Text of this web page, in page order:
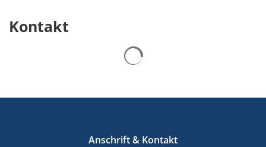
Kontakt
Anschrift & Kontakt